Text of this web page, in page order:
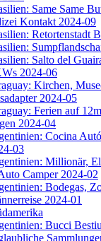
Same Same
Kontakt 2024-09
Retortenstadt
Salto del
2024-06
Kirchen,
2024-05
Ferien auf
2024-04
Cocina
03
Millionär,
Camper 2024-02
Bodegas,
2024-01
Bucci